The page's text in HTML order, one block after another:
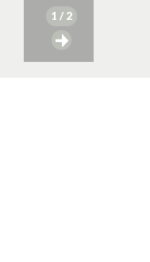
1 / 2